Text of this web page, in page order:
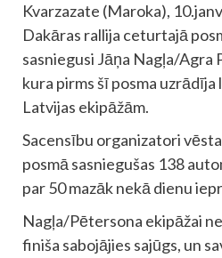
Kvarzazate (Maroka),
Dakāras rallija ceturtajā
sasniegusi Jāņa Nagļa/Agra
kura pirms šī posma
Latvijas ekipāžām.
Sacensību organizatori
posmā sasniegušas 138
par 50 mazāk nekā dienu
Nagļa/Pētersona ekipāžai
finiša sabojājies sajūgs, un